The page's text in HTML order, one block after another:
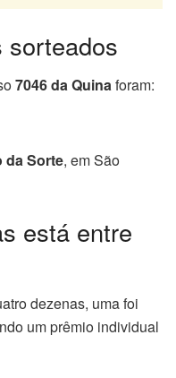
sorteados
7046 da Quinaforam:
da Sorte, em São
está entre
dezenas, uma foi
um prêmio individual